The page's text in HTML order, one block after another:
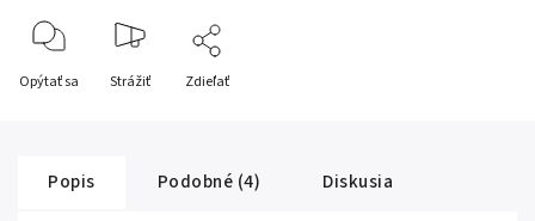
Opýtať sa Strážiť Zdieľať
Popis Podobné (4) Diskusia